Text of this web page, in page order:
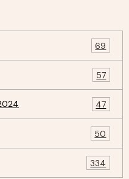
69
57
47
50
334